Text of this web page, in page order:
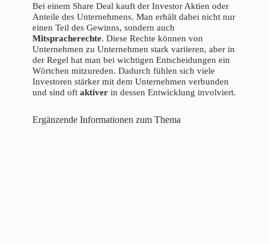
Bei einem Share Deal kauft der Investor Aktien oder
Anteile des Unternehmens. Man erhält dabei nicht nur
einen Teil des Gewinns, sondern auch
Mitspracherechte. Diese Rechte können von
Unternehmen zu Unternehmen stark variieren, aber in
der Regel hat man bei wichtigen Entscheidungen ein
Wörtchen mitzureden. Dadurch fühlen sich viele
Investoren stärker mit dem Unternehmen verbunden
und sind oft aktiver in dessen Entwicklung involviert.
Ergänzende Informationen zum Thema